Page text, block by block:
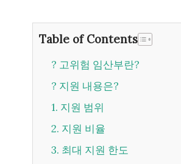
Table of Contents
? 고위험 임산부란?
? 지원 내용은?
1. 지원 범위
2. 지원 비율
3. 최대 지원 한도